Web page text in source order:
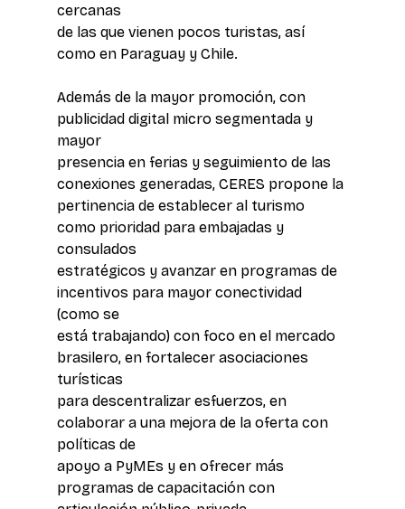
cercanas
de las que vienen pocos turistas, así
como en Paraguay y Chile.
Además de la mayor promoción, con
publicidad digital micro segmentada y
mayor
presencia en ferias y seguimiento de las
conexiones generadas, CERES propone la
pertinencia de establecer al turismo
como prioridad para embajadas y
consulados
estratégicos y avanzar en programas de
incentivos para mayor conectividad
(como se
está trabajando) con foco en el mercado
brasilero, en fortalecer asociaciones
turísticas
para descentralizar esfuerzos, en
colaborar a una mejora de la oferta con
políticas de
apoyo a PyMEs y en ofrecer más
programas de capacitación con